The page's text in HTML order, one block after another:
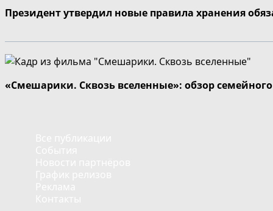
Президент утвердил новые правила хранения
«Смешарики. Сквозь вселенные»: обзор